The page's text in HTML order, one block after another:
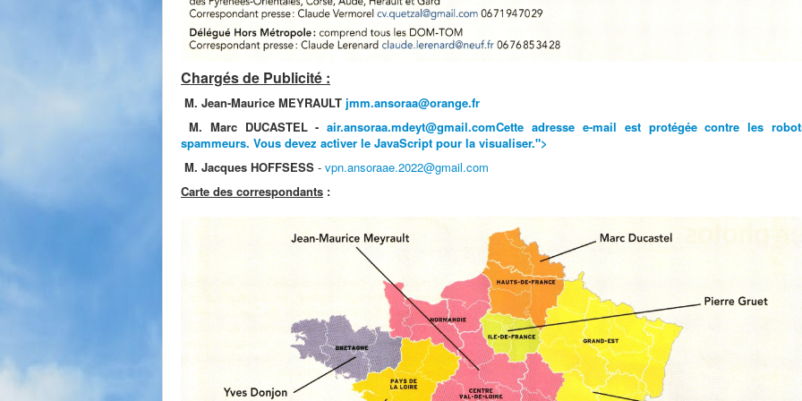
Chargés de Publicité :
M. Jean-Maurice MEYRAULT jmm.ansoraa@orange.fr
M. Marc DUCASTEL -air.ansoraa.mdeyt@gmail.comCette adresse e-mail est protégée contre les
spammeurs. Vous devez activer le JavaScript pour la visualiser.">
M. Jacques HOFFSESS - vpn.ansoraae.2022@gmail.com
Carte des correspondants :